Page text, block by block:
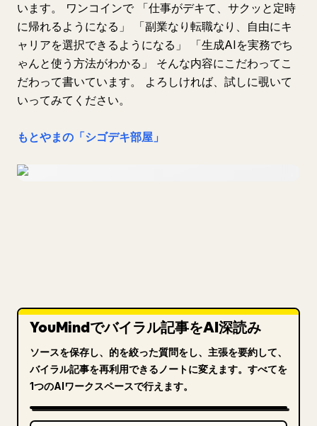
います。 ワンコインで 「仕事がデキて、サクッと定時
に帰れるようになる」 「副業なり転職なり、自由にキ
ャリアを選択できるようになる」 「生成AIを実務でち
ゃんと使う方法がわかる」 そんな内容にこだわってこ
だわって書いています。 よろしければ、試しに覗いて
いってみてください。
もとやまの「シゴデキ部屋」
YouMindでバイラル記事をAI深読み
ソースを保存し、的を絞った質問をし、主張を要約して、
バイラル記事を再利用できるノートに変えます。すべてを
1つのAIワークスペースで行えます。